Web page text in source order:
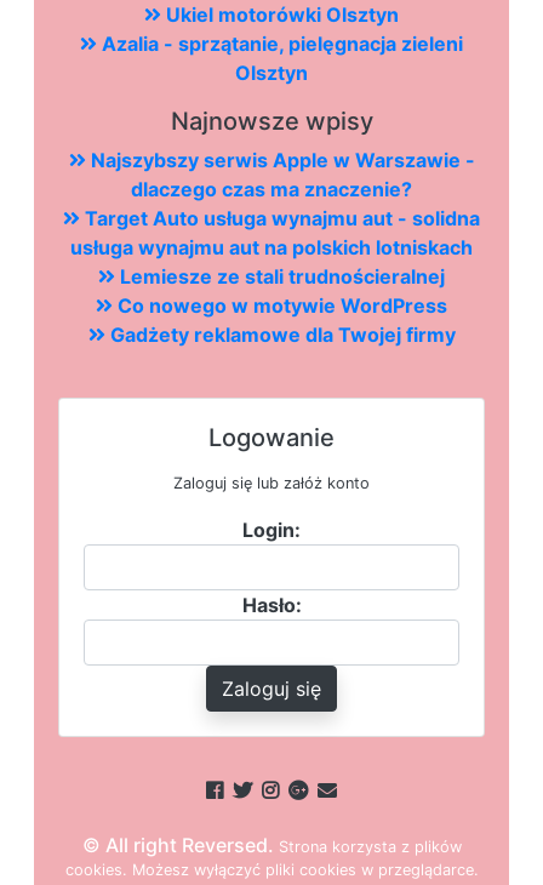
Ukiel motorówki Olsztyn
Azalia - sprzątanie, pielęgnacja zieleni
Olsztyn
Najnowsze wpisy
Najszybszy serwis Apple w Warszawie -
dlaczego czas ma znaczenie?
Target Auto usługa wynajmu aut - solidna
usługa wynajmu aut na polskich lotniskach
Lemiesze ze stali trudnościeralnej
Co nowego w motywie WordPress
Gadżety reklamowe dla Twojej firmy
Logowanie
Zaloguj się lub załóż konto
Login:
Hasło:
Zaloguj się
© All right Reversed. Strona korzysta z plików
cookies. Możesz wyłączyć pliki cookies w przeglądarce.